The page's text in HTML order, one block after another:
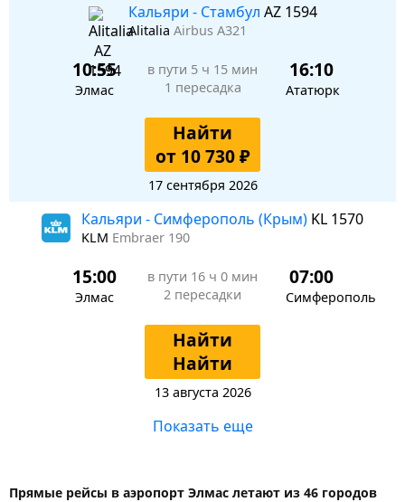
Кальяри - Стамбул AZ 1594
Alitalia Airbus A321
10:55
Элмас
в пути 5 ч 15 мин
1 пересадка
16:10
Ататюрк
Найти
от 10 730 ₽
17 сентября 2026
Кальяри - Симферополь (Крым) KL 1570
KLM Embraer 190
15:00
Элмас
в пути 16 ч 0 мин
2 пересадки
07:00
Симферополь
Найти
Найти
13 августа 2026
Показать еще
Прямые рейсы в аэропорт Элмас летают из 46 городов